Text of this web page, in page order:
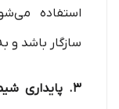
استفاده
سازگار باشد و
3. پایداری شیمیایی: